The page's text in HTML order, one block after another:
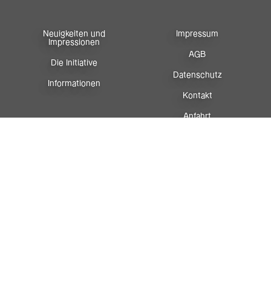
Neuigkeiten und
Impressionen
Die Initiative
Informationen
Impressum
AGB
Datenschutz
Kontakt
Anfahrt